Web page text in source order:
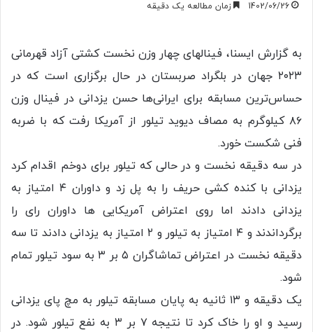
1402/06/26 زمان مطالعه یک دقیقه
به گزارش ایسنا، فینالهای چهار وزن نخست کشتی آزاد قهرمانی
۲۰۲۳ جهان در بلگراد صربستان در حال برگزاری است که در
حساس‌ترین مسابقه برای ایرانی‌ها حسن یزدانی در فینال وزن
۸۶ کیلوگرم به مصاف دیوید تیلور از آمریکا رفت که با ضربه
فنی شکست خورد.
در سه دقیقه نخست و در حالی که تیلور برای دوخم اقدام کرد
یزدانی با کنده کشی حریف را به پل زد و داوران ۴ امتیاز به
یزدانی دادند اما روی اعتراض آمریکایی ها داوران رای را
برگرداندند و ۴ امتیاز به تیلور و ۲ امتیاز به یزدانی دادند تا سه
دقیقه نخست در اعتراض تماشاگران ۵ بر ۳ به سود تیلور تمام
شود.
یک دقیقه و ۱۳ ثانیه به پایان مسابقه تیلور به مچ پای یزدانی
رسید و او را خاک کرد تا نتیجه ۷ بر ۳ به نفع تیلور شود. در